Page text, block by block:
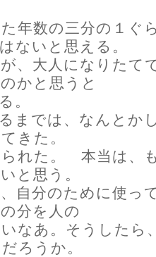
年数の三分の１ぐ
ないと思える。
、大人になりた
かと思うと
。
までは、なんとか
きた。
られた。 本当は
と思う。
自分のために使っ
分を人の
なあ。そうしたら
ろうか。